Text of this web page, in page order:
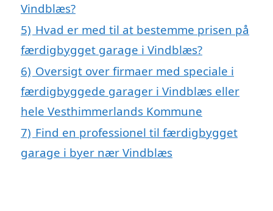
Vindblæs?
5) Hvad er med til at bestemme prisen på
færdigbygget garage i Vindblæs?
6) Oversigt over firmaer med speciale i
færdigbyggede garager i Vindblæs eller
hele Vesthimmerlands Kommune
7) Find en professionel til færdigbygget
garage i byer nær Vindblæs